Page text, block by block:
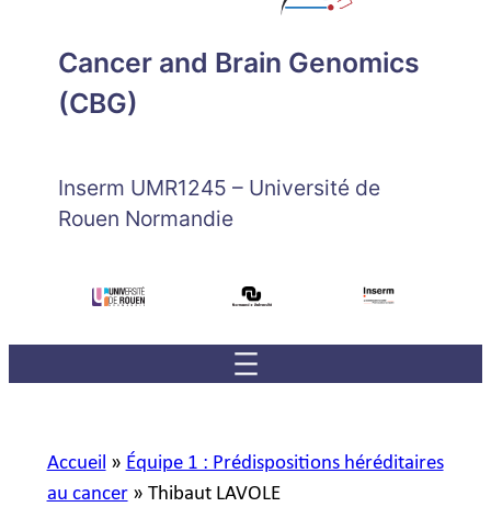
Cancer and Brain Genomics
(CBG)
Inserm UMR1245 – Université de
Rouen Normandie
Accueil » Équipe 1 : Prédispositions héréditaires
au cancer» Thibaut LAVOLE